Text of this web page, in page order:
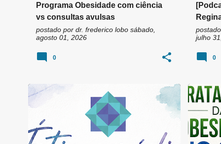
Programa Obesidade com ciência
vs consultas avulsas
postado por dr. frederico lobo sábado,
agosto 01, 2026
0
julho
0
ATENDIMENTO HUMANIZADO + 4